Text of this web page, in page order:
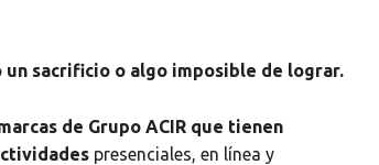
sacrificio o algo imposible de lograr.
de Grupo ACIR que tienen
presenciales, en línea y